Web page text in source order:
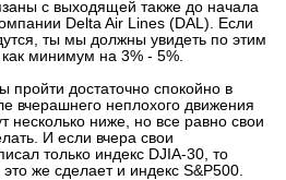
с выходящей также до начала
Delta Air Lines (DAL). Если
ты мы должны увидеть по этим
минимум на 3% - 5%.
пройти достаточно спокойно в
вчерашнего неплохого движения
несколько ниже, но все равно свои
И если вчера свои
только индекс DJIA-30, то
же сделает и индекс S&P500.